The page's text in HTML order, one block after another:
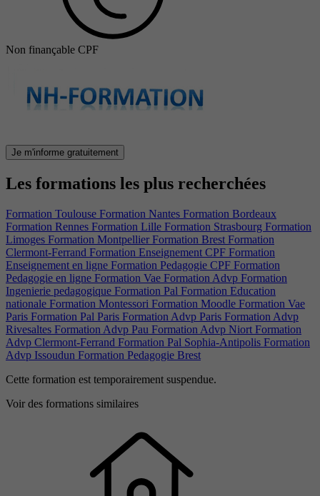
Non finançable CPF
Je m'informe gratuitement
Les formations les plus recherchées
Formation Toulouse Formation Nantes Formation Bordeaux
Formation Rennes Formation Lille Formation Strasbourg Formation
Limoges Formation Montpellier Formation Brest Formation
Clermont-Ferrand Formation Enseignement CPF Formation
Enseignement en ligne Formation Pedagogie CPF Formation
Pedagogie en ligne Formation Vae Formation Advp Formation
Ingenierie pedagogique Formation Pal Formation Education
nationale Formation Montessori Formation Moodle Formation Vae
Paris Formation Pal Paris Formation Advp Paris Formation Advp
Rivesaltes Formation Advp Pau Formation Advp Niort Formation
Advp Clermont-Ferrand Formation Pal Sophia-Antipolis Formation
Advp Issoudun Formation Pedagogie Brest
Cette formation est temporairement suspendue.
Voir des formations similaires